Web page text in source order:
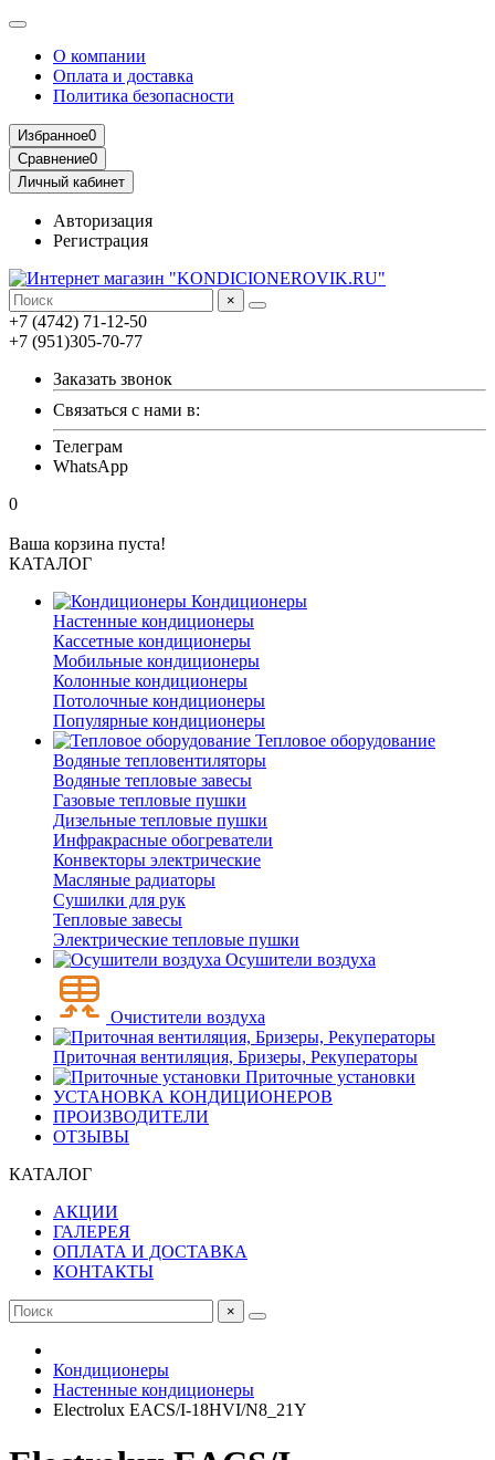
О компании
Оплата и доставка
Политика безопасности
Избранное0
Сравнение0
Личный кабинет
Авторизация
Регистрация
×
+7 (4742) 71-12-50
+7 (951)305-70-77
Заказать звонок
Связаться с нами в:
Телеграм
WhatsApp
0
Ваша корзина пуста!
КАТАЛОГ
Кондиционеры
Настенные кондиционеры
Кассетные кондиционеры
Мобильные кондиционеры
Колонные кондиционеры
Потолочные кондиционеры
Популярные кондиционеры
Тепловое оборудование
Водяные тепловентиляторы
Водяные тепловые завесы
Газовые тепловые пушки
Дизельные тепловые пушки
Инфракрасные обогреватели
Конвекторы электрические
Масляные радиаторы
Сушилки для рук
Тепловые завесы
Электрические тепловые пушки
Осушители воздуха
Очистители воздуха
Приточная вентиляция, Бризеры, Рекуператоры
Приточные установки
УСТАНОВКА КОНДИЦИОНЕРОВ
ПРОИЗВОДИТЕЛИ
ОТЗЫВЫ
КАТАЛОГ
АКЦИИ
ГАЛЕРЕЯ
ОПЛАТА И ДОСТАВКА
КОНТАКТЫ
×
Кондиционеры
Настенные кондиционеры
Electrolux EACS/I-18HVI/N8_21Y